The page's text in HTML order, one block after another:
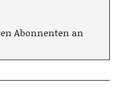
Abonnenten an